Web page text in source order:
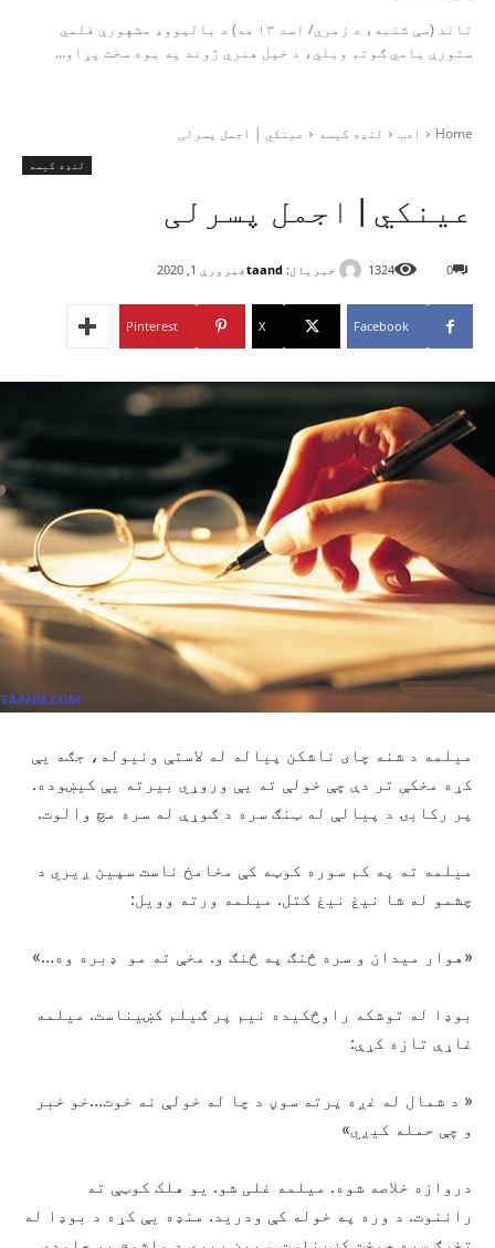
تاند (سې شنبه، د زمري/ اسد ۱۳ مه) د بالیووډ مشهورې فلمي
ستورې یامي ګوتم ویلي، د خپل هنري ژوند په یوه سخت پړاو...